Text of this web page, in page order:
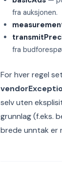
fra auksjonen.
fra
For hver regel
selv uten
grunnlag (f.eks.
brede unntak er